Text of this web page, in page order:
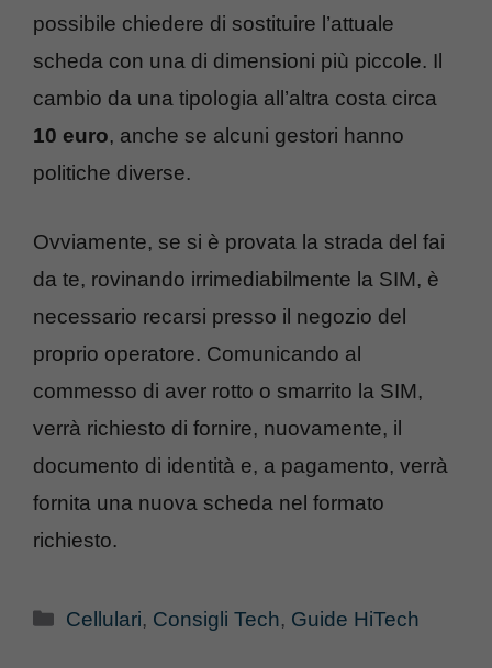
possibile chiedere di sostituire l’attuale
scheda con una di dimensioni più piccole. Il
cambio da una tipologia all’altra costa circa
10 euro, anche se alcuni gestori hanno
politiche diverse.
Ovviamente, se si è provata la strada del fai
da te, rovinando irrimediabilmente la SIM, è
necessario recarsi presso il negozio del
proprio operatore. Comunicando al
commesso di aver rotto o smarrito la SIM,
verrà richiesto di fornire, nuovamente, il
documento di identità e, a pagamento, verrà
fornita una nuova scheda nel formato
richiesto.
Categorie
Cellulari, Consigli Tech, Guide HiTech